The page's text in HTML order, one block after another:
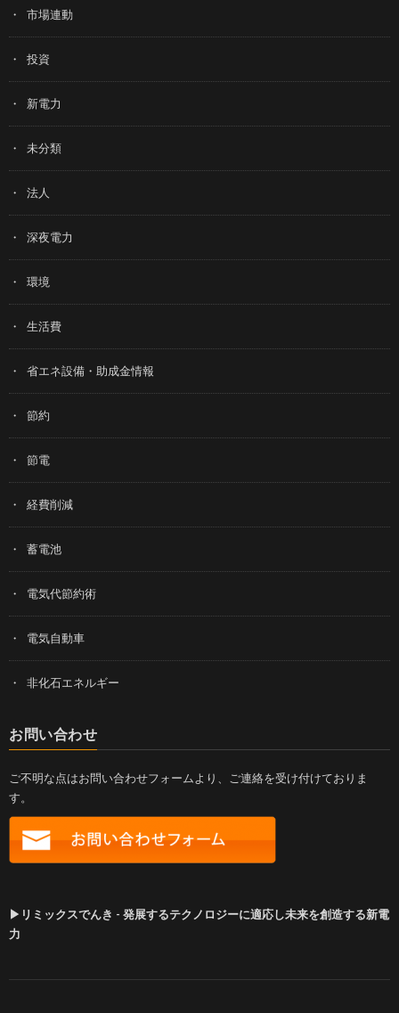
市場連動
投資
新電力
未分類
法人
深夜電力
環境
生活費
省エネ設備・助成金情報
節約
節電
経費削減
蓄電池
電気代節約術
電気自動車
非化石エネルギー
お問い合わせ
ご不明な点はお問い合わせフォームより、ご連絡を受け付けておりま
す。
▶リミックスでんき - 発展するテクノロジーに適応し未来を創造する新電
力